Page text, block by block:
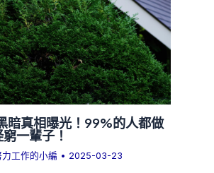
暗真相曝光！99%的人都做
一輩子！
力工作的小編 • 2025-03-23